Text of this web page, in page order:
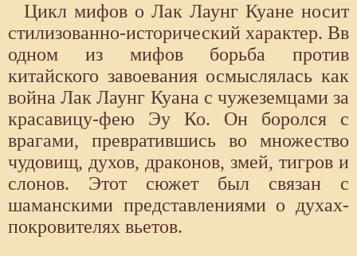
Цикл мифов о Лак Лаунг Куане носит
стилизованно-исторический характер. Вв
одном из мифов борьба против
китайского завоевания осмыслялась как
война Лак Лаунг Куана с чужеземцами за
красавицу-фею Эу Ко. Он боролся с
врагами, превратившись во множество
чудовищ, духов, драконов, змей, тигров и
слонов. Этот сюжет был связан с
шаманскими представлениями о духах-
покровителях вьетов.